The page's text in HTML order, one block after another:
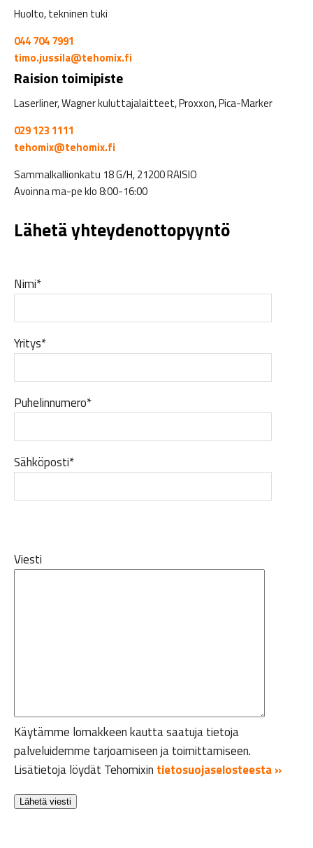
Huolto, tekninen tuki
044 704 7991
timo.jussila@tehomix.fi
Raision toimipiste
Laserliner, Wagner kuluttajalaitteet, Proxxon, Pica-Marker
029 123 1111
tehomix@tehomix.fi
Sammalkallionkatu 18 G/H, 21200 RAISIO
Avoinna ma-pe klo 8:00-16:00
Lähetä yhteydenottopyyntö
Nimi*
Yritys*
Puhelinnumero*
Sähköposti*
Viesti
Käytämme lomakkeen kautta saatuja tietoja
palveluidemme tarjoamiseen ja toimittamiseen.
Lisätietoja löydät Tehomixin tietosuojaselosteesta »